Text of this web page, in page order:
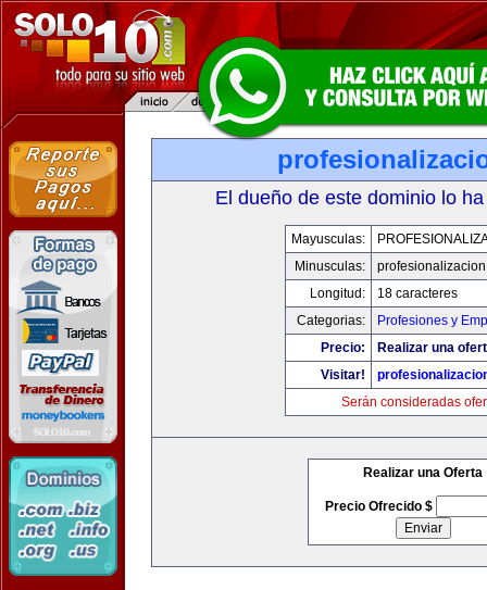
El dueño de este dominio lo
Mayusculas:
Minusculas:
Longitud:
18 caracteres
Categorias:
Profesiones y
Precio:
Realizar una
Visitar!
Serán consideradas
Realizar una Oferta
Precio Ofrecido $